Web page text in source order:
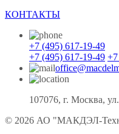
КОНТАКТЫ
+7 (495) 617-19-49
+7 (495) 617-19-49
107076, г. Москва,
© 2026 АО "МАКДЭЛ-